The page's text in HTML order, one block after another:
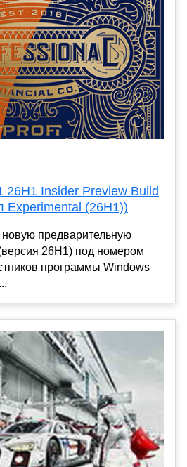
26H1 Insider Preview Build
Experimental (26H1))
предварительную
26H1) под номером
программы Windows